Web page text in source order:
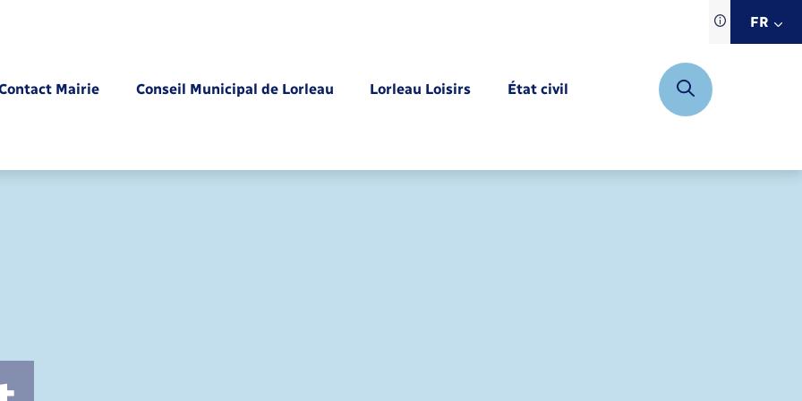
Traduction
siteFR
Mairie Conseil Municipal de Lorleau Lorleau Loisirs État civil